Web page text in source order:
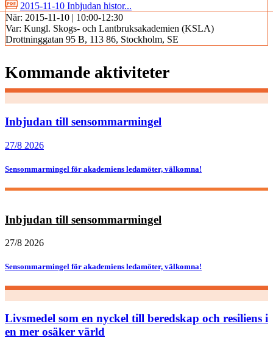
2015-11-10 Inbjudan histor...
När: 2015-11-10 | 10:00-12:30
Var: Kungl. Skogs- och Lantbruksakademien (KSLA)
Drottninggatan 95 B, 113 86, Stockholm, SE
Kommande aktiviteter
Inbjudan till sensommarmingel
27/8 2026
Sensommarmingel för akademiens ledamöter, välkomna!
Inbjudan till sensommarmingel
27/8 2026
Sensommarmingel för akademiens ledamöter, välkomna!
Livsmedel som en nyckel till beredskap och resiliens i
en mer osäker värld